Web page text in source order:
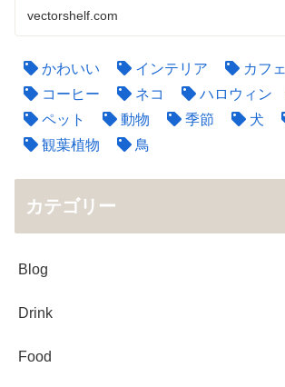
vectorshelf.com
かわいい インテリア カフェ
コーヒー
ネコ ハロウィン
ペット
動物 季節 犬
観葉植物
鳥
カテゴリー
Blog
Drink
Food